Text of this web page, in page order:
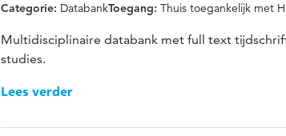
Categorie: DatabankToegang: Thuis toegankelijk met
Multidisciplinaire databank met full text
studies.
Lees verder